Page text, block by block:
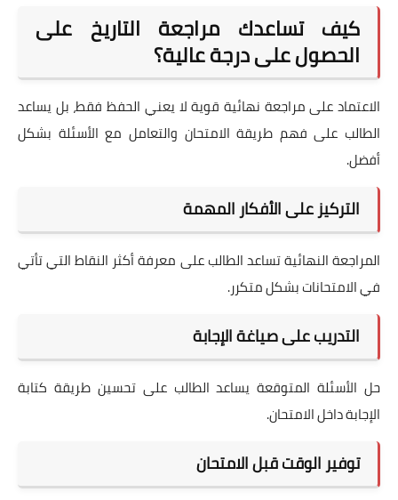
كيف تساعدك مراجعة التاريخ على
الحصول على درجة عالية؟
الاعتماد على مراجعة نهائية قوية لا يعني الحفظ فقط، بل يساعد
الطالب على فهم طريقة الامتحان والتعامل مع الأسئلة بشكل
أفضل.
التركيز على الأفكار المهمة
المراجعة النهائية تساعد الطالب على معرفة أكثر النقاط التي تأتي
في الامتحانات بشكل متكرر.
التدريب على صياغة الإجابة
حل الأسئلة المتوقعة يساعد الطالب على تحسين طريقة كتابة
الإجابة داخل الامتحان.
توفير الوقت قبل الامتحان